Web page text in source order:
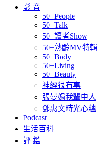
影 音
50+People
50+Talk
50+讀者Show
50+熟齡MV特輯
50+Body
50+Living
50+Beauty
神經很有事
張曼娟我輩中人
鄧惠文時光心蘊
Podcast
生活百科
評 鑑